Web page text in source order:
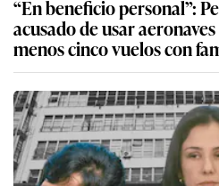
“En beneficio personal”:
acusado de usar
menos cinco vuelos con